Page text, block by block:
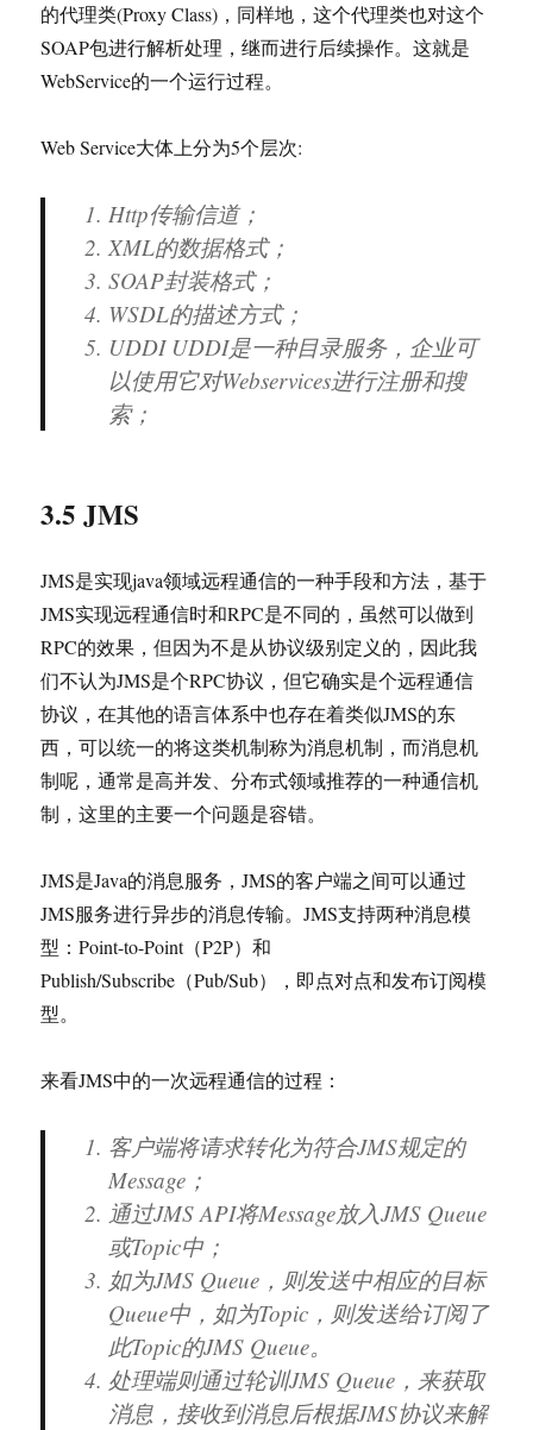
的代理类(Proxy Class)，同样地，这个代理类也对这个
SOAP包进行解析处理，继而进行后续操作。这就是
WebService的一个运行过程。
Web Service大体上分为5个层次:
Http传输信道；
XML的数据格式；
SOAP封装格式；
WSDL的描述方式；
UDDI UDDI是一种目录服务，企业可
以使用它对Webservices进行注册和搜
索；
3.5 JMS
JMS是实现java领域远程通信的一种手段和方法，基于
JMS实现远程通信时和RPC是不同的，虽然可以做到
RPC的效果，但因为不是从协议级别定义的，因此我
们不认为JMS是个RPC协议，但它确实是个远程通信
协议，在其他的语言体系中也存在着类似JMS的东
西，可以统一的将这类机制称为消息机制，而消息机
制呢，通常是高并发、分布式领域推荐的一种通信机
制，这里的主要一个问题是容错。
JMS是Java的消息服务，JMS的客户端之间可以通过
JMS服务进行异步的消息传输。JMS支持两种消息模
型：Point-to-Point（P2P）和
Publish/Subscribe（Pub/Sub），即点对点和发布订阅模
型。
来看JMS中的一次远程通信的过程：
客户端将请求转化为符合JMS规定的
Message；
通过JMS API将Message放入JMS Queue
或Topic中；
如为JMS Queue，则发送中相应的目标
Queue中，如为Topic，则发送给订阅了
此Topic的JMS Queue。
处理端则通过轮训JMS Queue，来获取
消息，接收到消息后根据JMS协议来解